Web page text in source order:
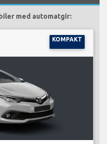
med automatgir:
KOMPAKT